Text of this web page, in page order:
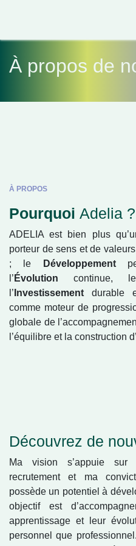
À propos de
À PROPOS
PourquoiAdelia ?
ADELIA est bien plus
porteur de sens et de
prénom ; le
professionnel, l’Évolution
individuel, l’
l’Apprentissagecomme
ADELIA reflète
l’accompagnement,
Découvrez de
Possibilités
Ma vision s’appuie
recrutement et ma
possède un potentiel à
mon objectif est